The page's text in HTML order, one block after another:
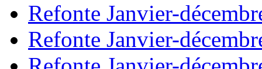
Refonte Janvier-
Refonte Janvier-